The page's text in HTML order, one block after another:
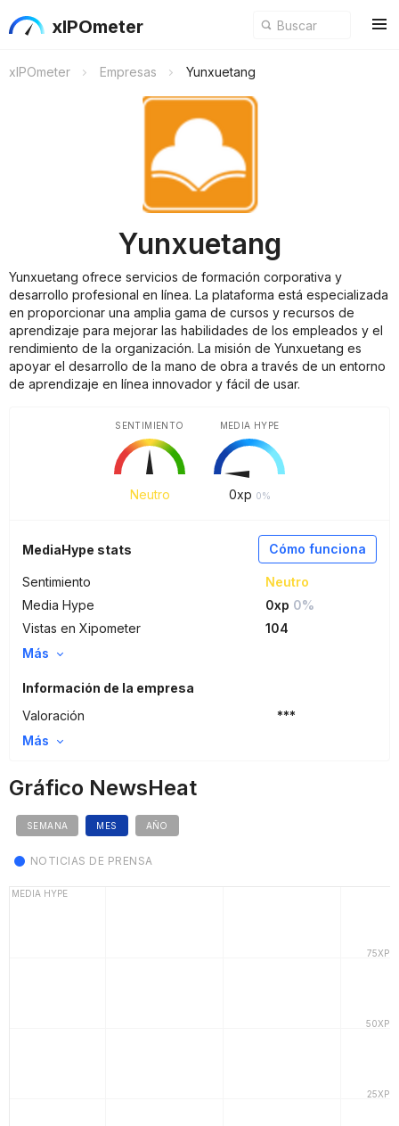
xIPOmeter
xIPOmeter Empresas Yunxuetang
Yunxuetang
Yunxuetang ofrece servicios de formación corporativa y
desarrollo profesional en línea. La plataforma está especializada
en proporcionar una amplia gama de cursos y recursos de
aprendizaje para mejorar las habilidades de los empleados y el
rendimiento de la organización. La misión de Yunxuetang es
apoyar el desarrollo de la mano de obra a través de un entorno
de aprendizaje en línea innovador y fácil de usar.
Neutro
SENTIMIENTO
0xp 0%
MEDIA HYPE
Cómo funciona
MediaHype stats
Sentimiento
Neutro
Media Hype
0xp 0%
Vistas en Xipometer
104
Más
Información de la empresa
Valoración
***
Más
Gráfico NewsHeat
SEMANA MES AÑO
NOTICIAS DE PRENSA